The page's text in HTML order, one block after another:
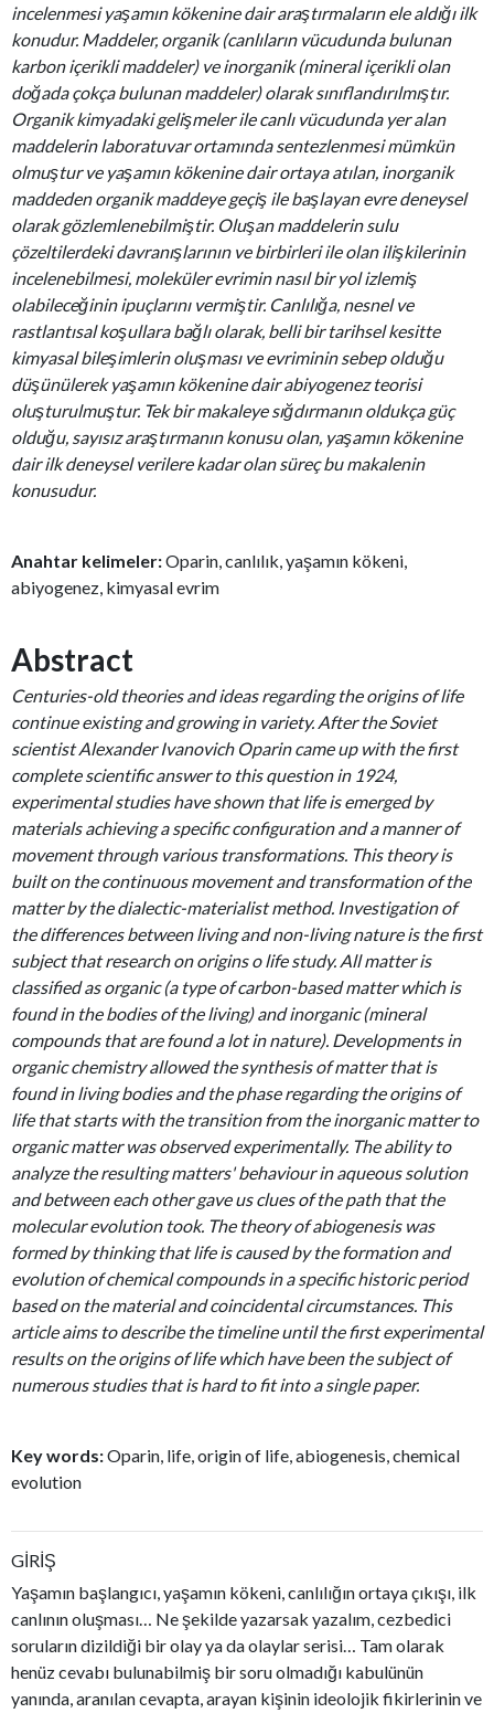
incelenmesi yaşamın kökenine dair araştırmaların ele aldığı ilk
konudur. Maddeler, organik (canlıların vücudunda bulunan
karbon içerikli maddeler) ve inorganik (mineral içerikli olan
doğada çokça bulunan maddeler) olarak sınıflandırılmıştır.
Organik kimyadaki gelişmeler ile canlı vücudunda yer alan
maddelerin laboratuvar ortamında sentezlenmesi mümkün
olmuştur ve yaşamın kökenine dair ortaya atılan, inorganik
maddeden organik maddeye geçiş ile başlayan evre deneysel
olarak gözlemlenebilmiştir. Oluşan maddelerin sulu
çözeltilerdeki davranışlarının ve birbirleri ile olan ilişkilerinin
incelenebilmesi, moleküler evrimin nasıl bir yol izlemiş
olabileceğinin ipuçlarını vermiştir. Canlılığa, nesnel ve
rastlantısal koşullara bağlı olarak, belli bir tarihsel kesitte
kimyasal bileşimlerin oluşması ve evriminin sebep olduğu
düşünülerek yaşamın kökenine dair abiyogenez teorisi
oluşturulmuştur. Tek bir makaleye sığdırmanın oldukça güç
olduğu, sayısız araştırmanın konusu olan, yaşamın kökenine
dair ilk deneysel verilere kadar olan süreç bu makalenin
konusudur.
Anahtar kelimeler:Oparin, canlılık, yaşamın kökeni,
abiyogenez, kimyasal evrim
Abstract
Centuries-old theories and ideas regarding the origins of life
continue existing and growing in variety. After the Soviet
scientist Alexander Ivanovich Oparin came up with the first
complete scientific answer to this question in 1924,
experimental studies have shown that life is emerged by
materials achieving a specific configuration and a manner of
movement through various transformations. This theory is
built on the continuous movement and transformation of the
matter by the dialectic-materialist method. Investigation of
the differences between living and non-living nature is the first
subject that research on origins o life study. All matter is
classified as organic (a type of carbon-based matter which is
found in the bodies of the living) and inorganic (mineral
compounds that are found a lot in nature). Developments in
organic chemistry allowed the synthesis of matter that is
found in living bodies and the phase regarding the origins of
life that starts with the transition from the inorganic matter to
organic matter was observed experimentally. The ability to
analyze the resulting matters' behaviour in aqueous solution
and between each other gave us clues of the path that the
molecular evolution took. The theory of abiogenesis was
formed by thinking that life is caused by the formation and
evolution of chemical compounds in a specific historic period
based on the material and coincidental circumstances. This
article aims to describe the timeline until the first experimental
results on the origins of life which have been the subject of
numerous studies that is hard to fit into a single paper.
Key words:Oparin, life, origin of life, abiogenesis, chemical
evolution
GİRİŞ
Yaşamın başlangıcı, yaşamın kökeni, canlılığın ortaya çıkışı, ilk
canlının oluşması… Ne şekilde yazarsak yazalım, cezbedici
soruların dizildiği bir olay ya da olaylar serisi… Tam olarak
henüz cevabı bulunabilmiş bir soru olmadığı kabulünün
yanında, aranılan cevapta, arayan kişinin ideolojik fikirlerinin ve